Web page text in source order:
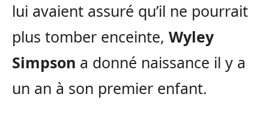
lui avaient assuré qu’il ne pourrait
plus tomber enceinte, Wyley
Simpson a donné naissance il y a
un an à son premier enfant.